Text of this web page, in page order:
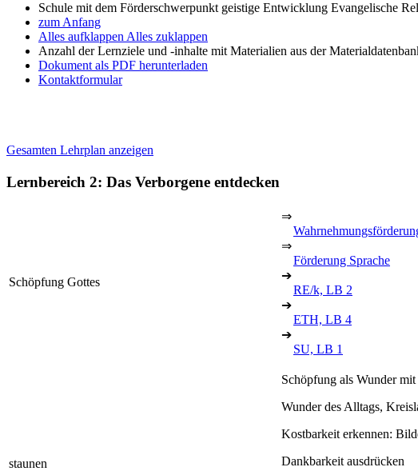
Schule mit dem Förderschwerpunkt geistige Entwicklung Evangelische
zum Anfang
Alles aufklappen Alles zuklappen
Anzahl der Lernziele und -inhalte mit Materialien aus der
Dokument als PDF herunterladen
Kontaktformular
Gesamten Lehrplan anzeigen
Lernbereich 2: Das Verborgene entdecken
Schöpfung Gottes
⇒
⇒
Förderung Sprache
➔
RE/k, LB 2
➔
ETH, LB 4
➔
SU, LB 1
staunen
Schöpfung als Wunder
Wunder des Alltags,
Kostbarkeit erkennen:
Dankbarkeit ausdrücken